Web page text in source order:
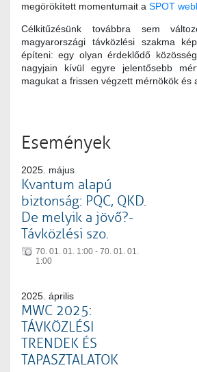
megörökített momentumait a SPOT
Célkitűzésünk továbbra sem
magyarországi távközlési szakma
építeni: egy olyan érdeklődő
nagyjain kívül egyre jelentősebb
magukat a frissen végzett mérnökök és
Események
2025. május
Kvantum alapú
biztonság: PQC, QKD.
De melyik a jövő?-
Távközlési szo.
70. 01. 01. 1:00 - 70. 01. 01.
1:00
2025. április
MWC 2025:
TÁVKÖZLÉSI
TRENDEK ÉS
TAPASZTALATOK